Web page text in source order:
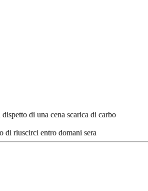
di una cena scarica di carbo
di riuscirci entro domani sera